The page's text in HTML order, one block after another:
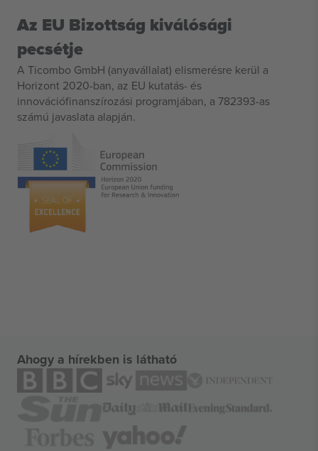
Az EU Bizottság kiválósági
pecsétje
A Ticombo GmbH (anyavállalat) elismerésre kerül a
Horizont 2020-ban, az EU kutatás- és
innovációfinanszírozási programjában, a 782393-as
számú javaslata alapján.
Ahogy a hírekben is látható